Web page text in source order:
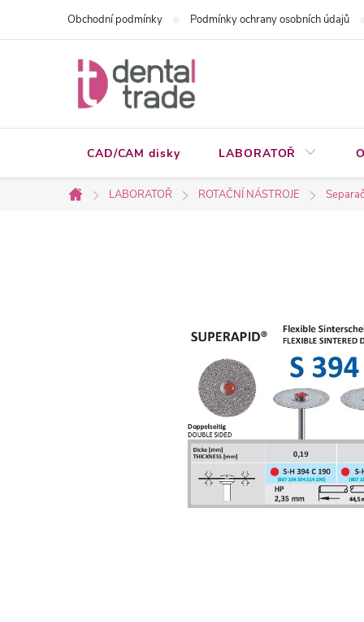
Obchodní podmínky Podmínky ochrany osobních údajů
CAD/CAM disky LABORATOŘ
Domů
LABORATOŘ ROTAČNÍ NÁSTROJE